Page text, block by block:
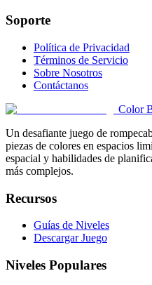
Soporte
Política de Privacidad
Términos de Servicio
Sobre Nosotros
Contáctanos
Color
Un desafiante juego de
piezas de colores en espacios
espacial y habilidades de
más complejos.
Recursos
Guías de Niveles
Descargar Juego
Niveles Populares